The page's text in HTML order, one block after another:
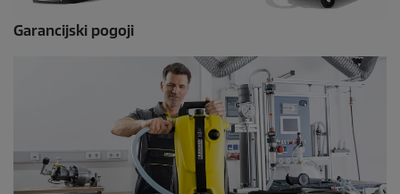
Garancijski pogoji